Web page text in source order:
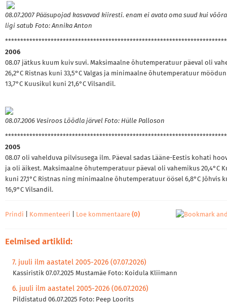
08.07.2007 Pääsupojad kasvavad kiiresti. enam ei avata oma suud kui
ligi satub Foto: Annika Anton
2006
08.07 jätkus kuum kuiv suvi. Maksimaalne õhutemperatuur päeval oli
26,2°C Ristnas kuni 33,5°C Valgas ja minimaalne õhutemperatuur
13,7°C Kuusikul kuni 21,6°C Vilsandil.
08.07.2006 Vesiroos Lõõdla järvel Foto: Hülle Palloson
2005
08.07 oli vahelduva pilvisusega ilm. Päeval sadas Lääne-Eestis kohati
ja oli äikest. Maksimaalne õhutemperatuur päeval oli vahemikus 20,4°C
kuni 27,1°C Ristnas ning minimaalne õhutemperatuur öösel 6,8°C Jõhvis
16,9°C Vilsandil.
Prindi Kommenteeri Loe kommentaare (0)
Eelmised artiklid:
7. juuli ilm aastatel 2005-2026 (07.07.2026)
Kassiristik 07.07.2025 Mustamäe Foto: Koidula Kliimann
6. juuli ilm aastatel 2005-2026 (06.07.2026)
Pildistatud 06.07.2025 Foto: Peep Loorits